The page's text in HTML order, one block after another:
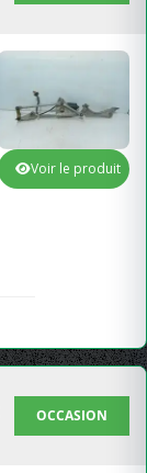
Voir le produit
OCCASION